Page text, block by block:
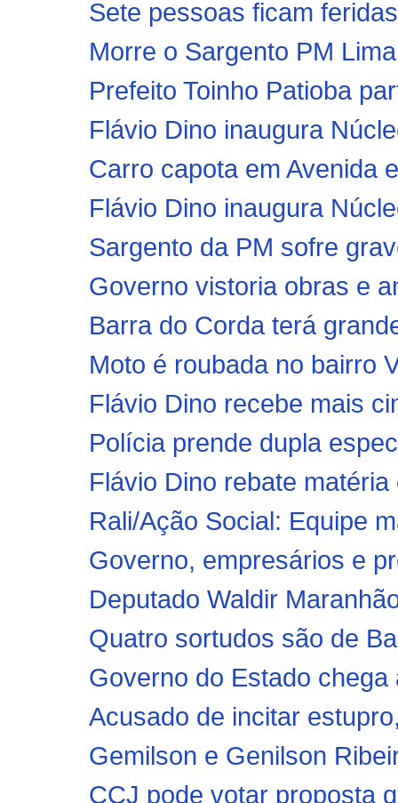
Sete pessoas ficam
Morre o Sargento PM
Prefeito Toinho Patioba
Flávio Dino inaugura
Carro capota em Avenida
Flávio Dino inaugura
Sargento da PM sofre
Governo vistoria obras e
Barra do Corda terá
Moto é roubada no bairro
Flávio Dino recebe mais
Polícia prende dupla
Flávio Dino rebate
Rali/Ação Social: Equipe
Governo, empresários e
Deputado Waldir
Quatro sortudos são de
Governo do Estado
Acusado de incitar
Gemilson e Genilson
CCJ pode votar proposta